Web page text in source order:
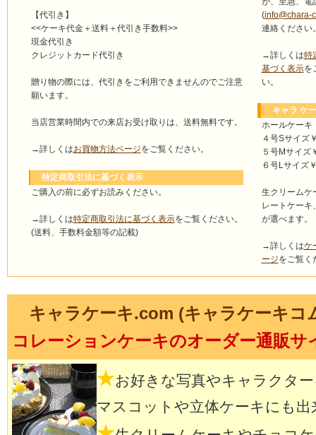
【代引き】
<<ケーキ代金＋送料＋代引き手数料>>
現金代引き
クレジットカード代引き
贈り物の際には、代引きをご利用できませんのでご注意
願います。
当店営業時間内での来店お受け取りは、送料無料です。
→詳しくはお買物方法ページをご覧ください。
特定商取引法に基づく表示
ご購入の前に必ずお読みください。
→詳しくは特定商取引法に基づく表示をご覧ください。
(送料、手数料金額等の記載)
(info@chara-
連絡ください
→詳しくは特
基づく表示を
い。
キャラ ケ
ホールケーキ
４号Sサイズ
５号Mサイズ
６号Lサイズ
生クリームケ
レートケーキ
が選べます。
→詳しくはケ
ージをご覧く
キャラケーキ.com (キャラケーキコ
コレーションケーキのオーダー通販サ
★お好きな写真やキャラクタ
マスコットや立体ケーキにも出